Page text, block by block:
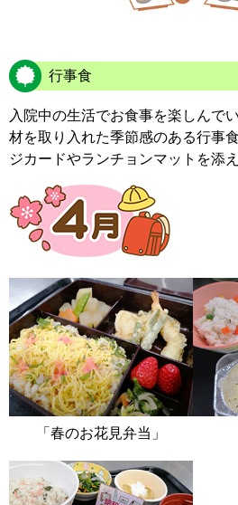
行事食
入院中の生活でお食事を楽しんで
材を取り入れた季節感のある行事
ジカードやランチョンマットを添
「春のお花見弁当」